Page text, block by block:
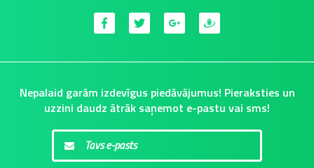
Nepalaid garām izdevīgus piedāvājumus! Pieraksties un
uzzini daudz ātrāk saņemot e-pastu vai sms!